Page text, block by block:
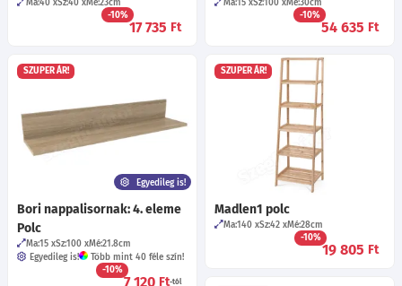
Ma:40 Sz:40 Mé:23cm
-10%
17 735 Ft
Ma:15 Sz:100 Mé:30cm
-10%
54 635 Ft
SZUPER ÁR!
Egyedileg is!
Bori nappalisornak: 4. eleme
Polc
Ma:15 Sz:100 Mé:21.8cm
Egyedileg is!
Több mint 40 féle szín!
-10%
7 120 Ft-tól
SZUPER ÁR!
Madlen1 polc
Ma:140 Sz:42 Mé:28cm
-10%
19 805 Ft